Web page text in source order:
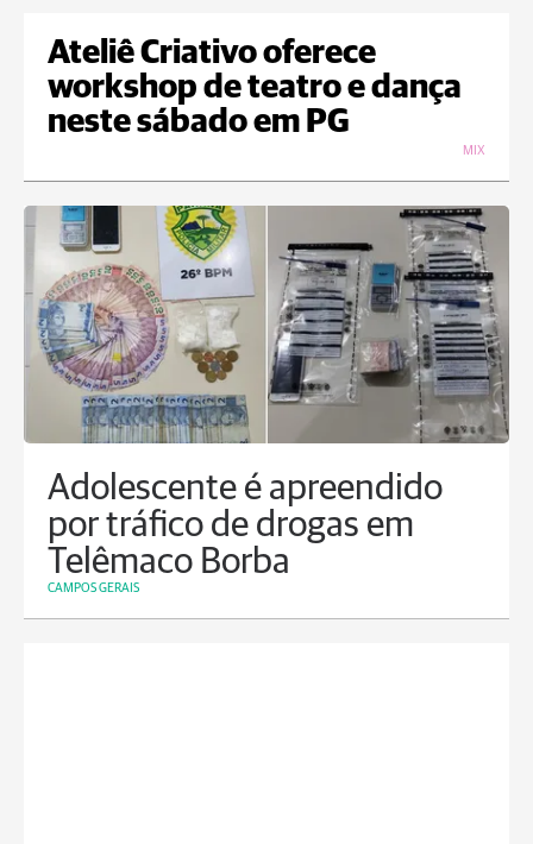
Ateliê Criativo oferece
workshop de teatro e dança
neste sábado em PG
MIX
Adolescente é apreendido
por tráfico de drogas em
Telêmaco Borba
CAMPOS GERAIS